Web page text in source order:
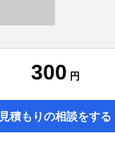
300 円
見積もりの相談をする